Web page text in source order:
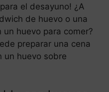
el desayuno! ¿A
de huevo o una
huevo para comer?
preparar una cena
un huevo sobre